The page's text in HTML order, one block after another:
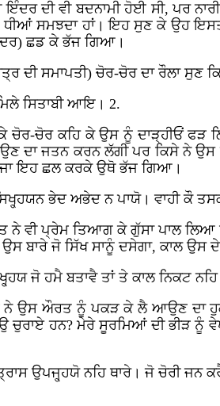
ਦੀ ਵੀ ਬਦਨਾਮੀ ਹੋਈ ਸੀ, ਪਰ
ਸਮਝਦਾ ਹਾਂ। ਇਹ ਸੁਣ ਕੇ ਉਹ
ਛਡ ਕੇ ਭੱਜ ਗਿਆ।
ਦੀ ਸਮਾਪਤੀ) ਚੋਰ-ਚੋਰ ਦਾ ਰੌਲਾ
ਸਿਤਾਬੀ ਆਇ। 2.
ਚੋਰ-ਚੋਰ ਕਹਿ ਕੇ ਉਸ ਨੂੰ ਦਾੜ੍ਹੀਓਂ ਫੜ
ਦਾ ਜਤਨ ਕਰਨ ਲੱਗੀ ਪਰ ਕਿਸੇ ਨੇ
ਇਹ ਛਲ ਕਰਕੇ ਉਥੋ ਭੱਜ ਗਿਆ।
ਭੇਦ ਅਭੇਦ ਨ ਪਾਯੋ। ਵਾਹੀ ਕੌ
ਪ੍ਰੇਮ ਤਿਆਗ ਕੇ ਗੁੱਸਾ ਪਾਲ ਲਿਆ ਤੇ
ਉਸ ਬਾਰੇ ਜੋ ਸਿੱਖ ਸਾਨੂੰ ਦਸੇਗਾ, ਕਾਲ ਉਸ
ਜੋ ਹਮੈ ਬਤਾਵੈ ਤਾਂ ਤੇ ਕਾਲ ਨਿਕਟ
ਉਸ ਔਰਤ ਨੂੰ ਪਕੜ ਕੇ ਲੈ ਆਉਣ ਦਾ
ਹਨ? ਮੇਰੇ ਸੂਰਮਿਆਂ ਦੀ ਭੀੜ ਨੂੰ
ਉਪਜ੍ਹ੍ਹਯੋ ਨਹਿ ਥਾਰੇ। ਜੋ ਚੋਰੀ ਜਨ